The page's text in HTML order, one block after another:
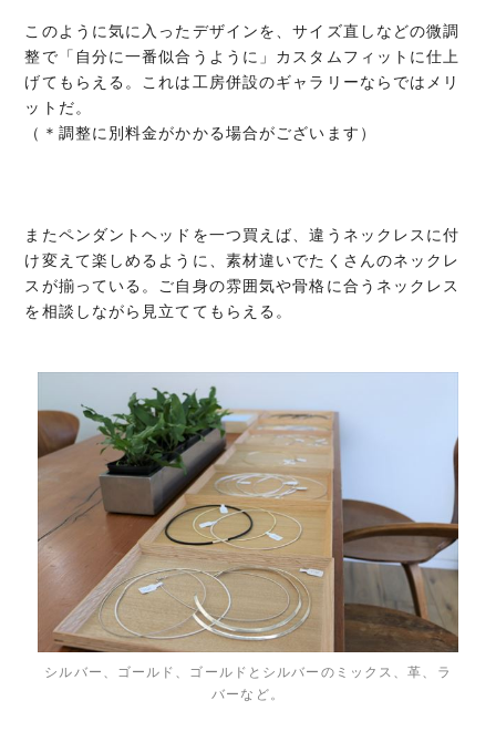
このように気に入ったデザインを、サイズ直しなどの微調
整で「自分に一番似合うように」カスタムフィットに仕上
げてもらえる。これは工房併設のギャラリーならではメリ
ットだ。
（＊調整に別料金がかかる場合がございます）
またペンダントヘッドを一つ買えば、違うネックレスに付
け変えて楽しめるように、素材違いでたくさんのネックレ
スが揃っている。ご自身の雰囲気や骨格に合うネックレス
を相談しながら見立ててもらえる。
シルバー、ゴールド、ゴールドとシルバーのミックス、革、ラ
バーなど。